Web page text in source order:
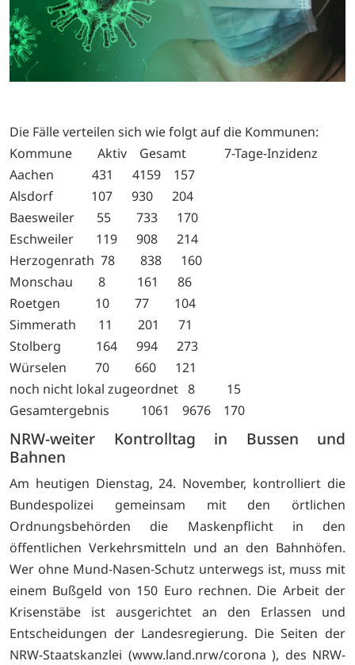
Die Fälle verteilen sich wie folgt auf die Kommunen:
Kommune Aktiv Gesamt 7-Tage-Inzidenz
Aachen 431 4159 157
Alsdorf 107 930 204
Baesweiler 55 733 170
Eschweiler 119 908 214
Herzogenrath 78 838 160
Monschau 8 161 86
Roetgen 10 77 104
Simmerath 11 201 71
Stolberg 164 994 273
Würselen 70 660 121
noch nicht lokal zugeordnet 8 15
Gesamtergebnis 1061 9676 170
NRW-weiter Kontrolltag in Bussen und
Bahnen
Am heutigen Dienstag, 24. November, kontrolliert die
Bundespolizei gemeinsam mit den örtlichen
Ordnungsbehörden die Maskenpflicht in den
öffentlichen Verkehrsmitteln und an den Bahnhöfen.
Wer ohne Mund-Nasen-Schutz unterwegs ist, muss mit
einem Bußgeld von 150 Euro rechnen. Die Arbeit der
Krisenstäbe ist ausgerichtet an den Erlassen und
Entscheidungen der Landesregierung. Die Seiten der
NRW-Staatskanzlei (www.land.nrw/corona ), des NRW-